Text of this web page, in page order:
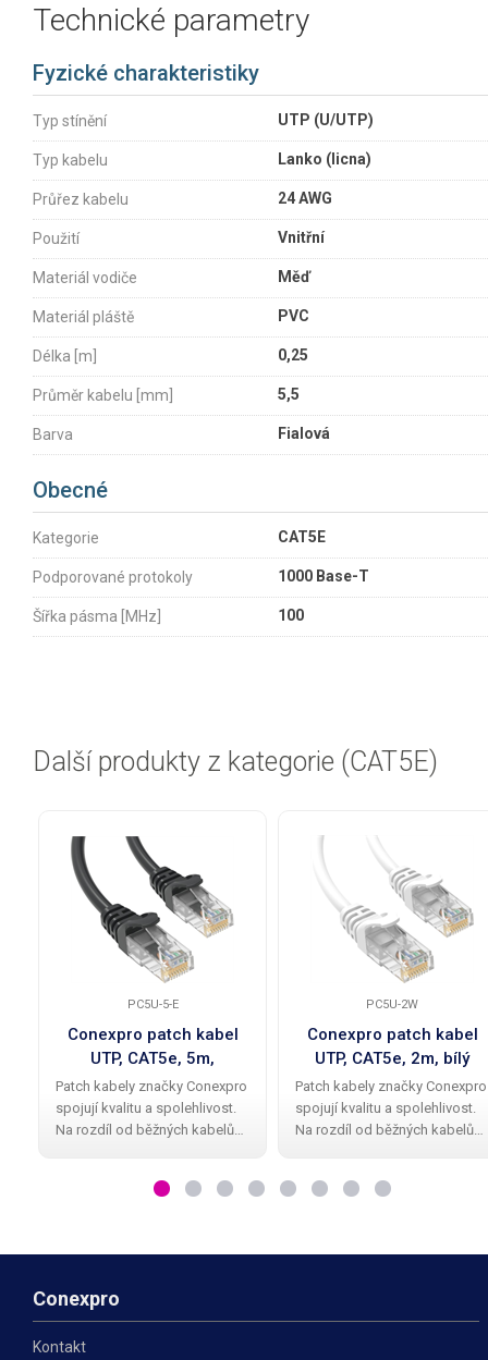
Technické parametry
Fyzické charakteristiky
Typ stínění UTP (U/UTP)
Typ kabelu Lanko (licna)
Průřez kabelu 24 AWG
Použití Vnitřní
Materiál vodiče Měď
Materiál pláště PVC
Délka [m] 0,25
Průměr kabelu [mm] 5,5
Barva Fialová
Obecné
Kategorie CAT5E
Podporované protokoly 1000 Base-T
Šířka pásma [MHz] 100
Další produkty z kategorie (CAT5E)
PC5U-5-E
Conexpro patch kabel
UTP, CAT5e, 5m,
ekonomy, černý
Patch kabely značky Conexpro
spojují kvalitu a spolehlivost.
Na rozdíl od běžných kabelů
ochrannou krytku proti
PC5U-2W
Conexpro patch kabel
UTP, CAT5e, 2m, bílý
Patch kabely značky Conexpro
spojují kvalitu a spolehlivost.
Na rozdíl od běžných kabelů
ochrannou krytku proti
Conexpro
Kontakt